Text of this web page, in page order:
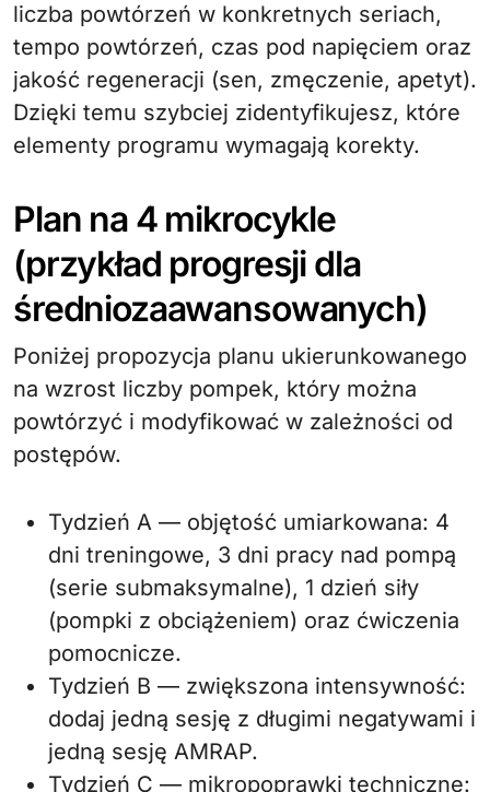
liczba powtórzeń w konkretnych seriach,
tempo powtórzeń, czas pod napięciem oraz
jakość regeneracji (sen, zmęczenie, apetyt).
Dzięki temu szybciej zidentyfikujesz, które
elementy programu wymagają korekty.
Plan na 4 mikrocykle
(przykład progresji dla
średniozaawansowanych)
Poniżej propozycja planu ukierunkowanego
na wzrost liczby pompek, który można
powtórzyć i modyfikować w zależności od
postępów.
Tydzień A — objętość umiarkowana: 4
dni treningowe, 3 dni pracy nad pompą
(serie submaksymalne), 1 dzień siły
(pompki z obciążeniem) oraz ćwiczenia
pomocnicze.
Tydzień B — zwiększona intensywność:
dodaj jedną sesję z długimi negatywami i
jedną sesję AMRAP.
Tydzień C — mikropoprawki techniczne: